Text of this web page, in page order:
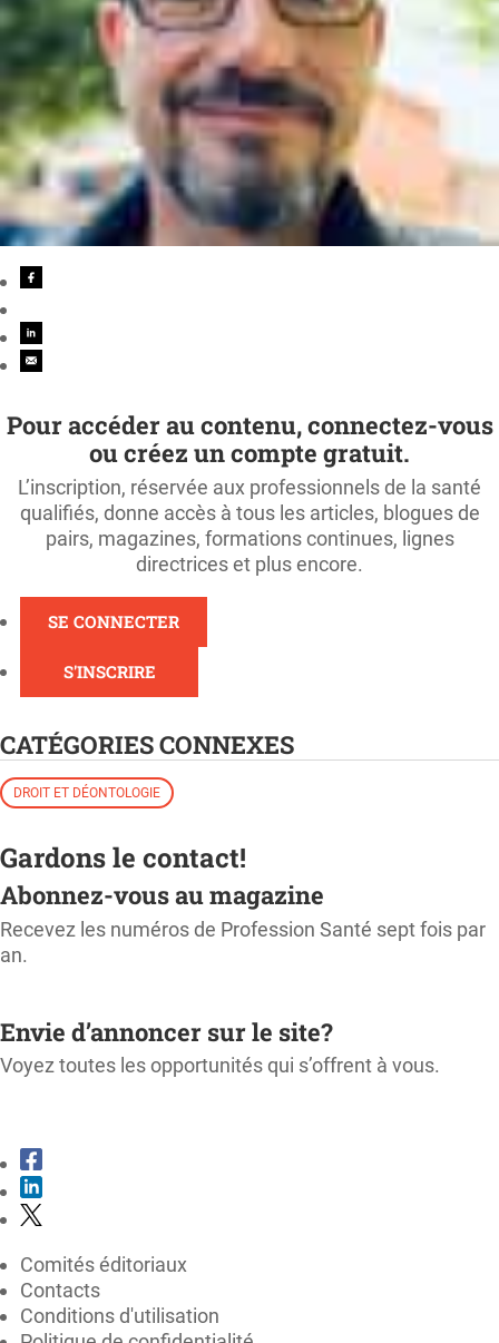
Pour accéder au contenu, connectez-vous
ou créez un compte gratuit.
L’inscription, réservée aux professionnels de la santé
qualifiés, donne accès à tous les articles, blogues de
pairs, magazines, formations continues, lignes
directrices et plus encore.
SE CONNECTER
S'INSCRIRE
CATÉGORIES CONNEXES
DROIT ET DÉONTOLOGIE
Gardons le contact!
Abonnez-vous au magazine
Recevez les numéros de Profession Santé sept fois par
an.
Envie d’annoncer sur le site?
Voyez toutes les opportunités qui s’offrent à vous.
Comités éditoriaux
Contacts
Conditions d'utilisation